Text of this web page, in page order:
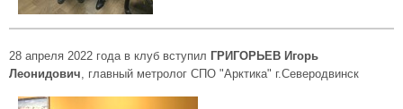
28 апреля 2022 года в клуб вступил ГРИГОРЬЕВ Игорь
Леонидович , главный метролог СПО "Арктика" г.Северодвинск